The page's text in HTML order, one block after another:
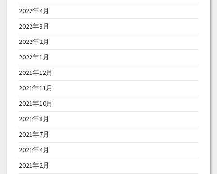
2022年4月
2022年3月
2022年2月
2022年1月
2021年12月
2021年11月
2021年10月
2021年8月
2021年7月
2021年4月
2021年2月